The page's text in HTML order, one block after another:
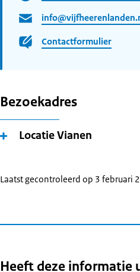
Contactformulier
Bezoekadres
Locatie Vianen
Laatst gecontroleerd op 3 februari
Heeft deze informatie